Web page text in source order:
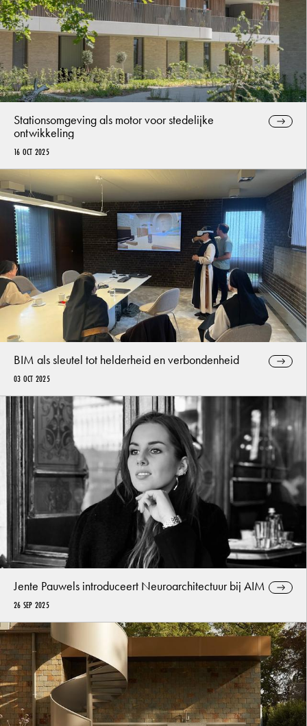
Stationsomgeving als motor voor stedelijke
ontwikkeling
16 OCT 2025
BIM als sleutel tot helderheid en verbondenheid
03 OCT 2025
Jente Pauwels introduceert Neuroarchitectuur bij AIM
26 SEP 2025